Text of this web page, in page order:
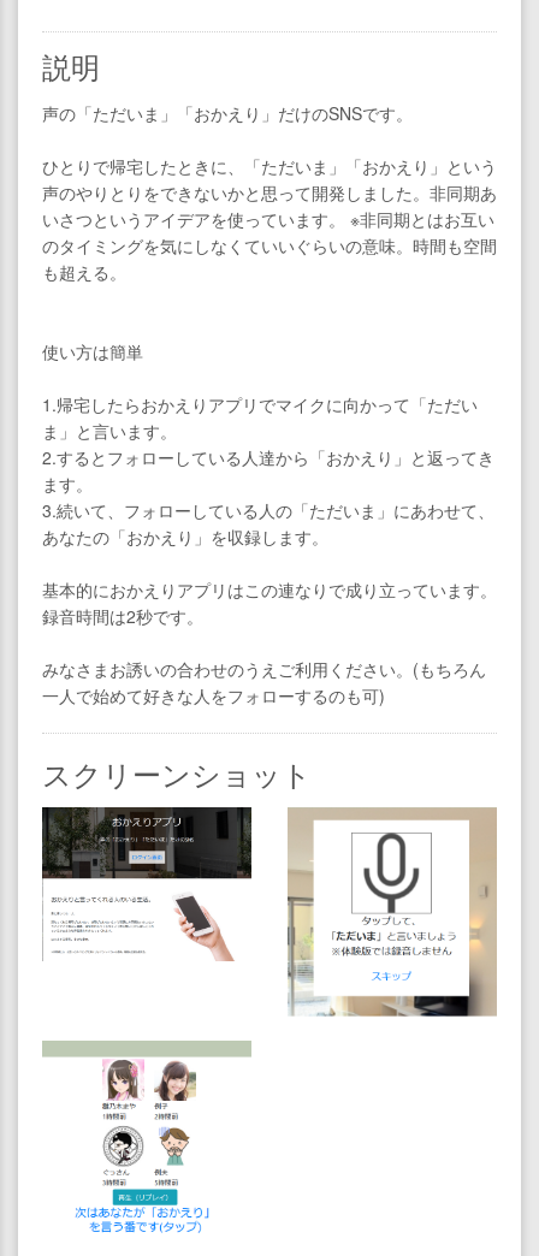
説明
声の「ただいま」「おかえり」だけのSNSです。
ひとりで帰宅したときに、「ただいま」「おかえり」という
声のやりとりをできないかと思って開発しました。非同期あ
いさつというアイデアを使っています。 ※非同期とはお互い
のタイミングを気にしなくていいぐらいの意味。時間も空間
も超える。
使い方は簡単
1.帰宅したらおかえりアプリでマイクに向かって「ただい
ま」と言います。
2.するとフォローしている人達から「おかえり」と返ってき
ます。
3.続いて、フォローしている人の「ただいま」にあわせて、
あなたの「おかえり」を収録します。
基本的におかえりアプリはこの連なりで成り立っています。
録音時間は2秒です。
みなさまお誘いの合わせのうえご利用ください。(もちろん
一人で始めて好きな人をフォローするのも可)
スクリーンショット